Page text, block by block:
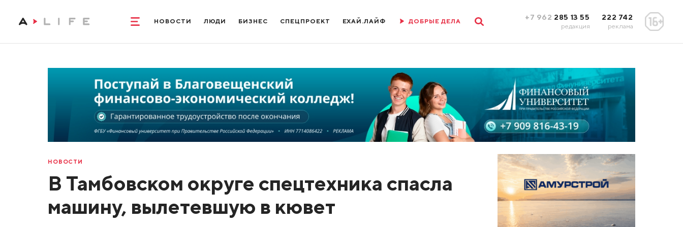
НОВОСТИ ЛЮДИ БИЗНЕС СПЕЦПРОЕКТ ЕХАЙ.ЛАЙФ ДОБРЫЕ ДЕЛА +7 962 285 13 55
редакция
222 742
реклама
НОВОСТИ
В Тамбовском округе спецтехника спасла
машину, вылетевшую в кювет